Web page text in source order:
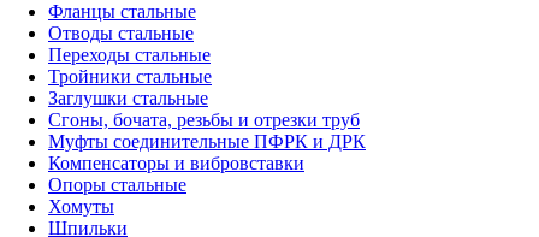
Фланцы стальные
Отводы стальные
Переходы стальные
Тройники стальные
Заглушки стальные
Сгоны, бочата, резьбы и отрезки труб
Муфты соединительные ПФРК и ДРК
Компенсаторы и вибровставки
Опоры стальные
Хомуты
Шпильки